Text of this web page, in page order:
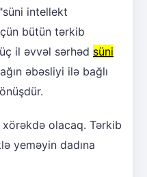
intellekt
bütün tərkib
il əvvəl sərhəd süni
əbəsliyi ilə bağlı
olacaq. Tərkib
yeməyin dadına